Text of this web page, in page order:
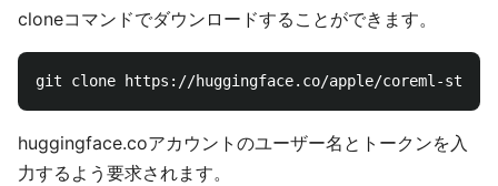
cloneコマンドでダウンロードすることができます。
huggingface.coアカウントのユーザー名とトークンを入
力するよう要求されます。